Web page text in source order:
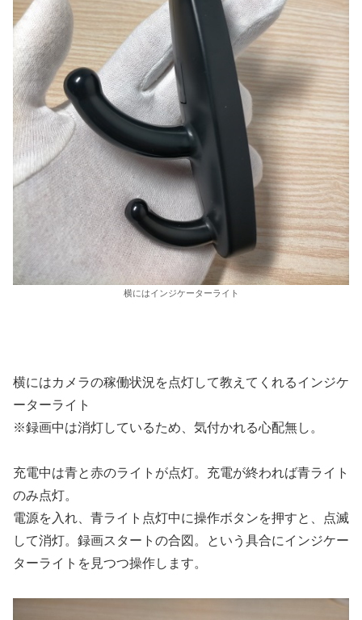
横にはインジケーターライト
横にはカメラの稼働状況を点灯して教えてくれるインジケ
ーターライト
※録画中は消灯しているため、気付かれる心配無し。
充電中は青と赤のライトが点灯。充電が終われば青ライト
のみ点灯。
電源を入れ、青ライト点灯中に操作ボタンを押すと、点滅
して消灯。録画スタートの合図。という具合にインジケー
ターライトを見つつ操作します。